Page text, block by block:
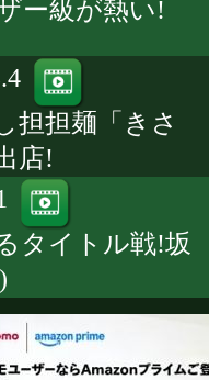
ー級が熱い!
担担麺「きさ
店!
タイトル戦!坂